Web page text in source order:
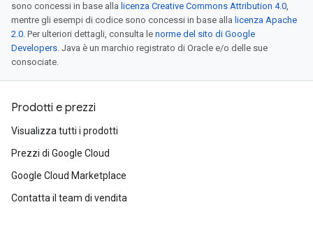
sono concessi in base alla licenza Creative Commons Attribution 4.0,
mentre gli esempi di codice sono concessi in base alla licenza Apache
2.0. Per ulteriori dettagli, consulta le norme del sito di Google
Developers. Java è un marchio registrato di Oracle e/o delle sue
consociate.
Prodotti e prezzi
Visualizza tutti i prodotti
Prezzi di Google Cloud
Google Cloud Marketplace
Contatta il team di vendita